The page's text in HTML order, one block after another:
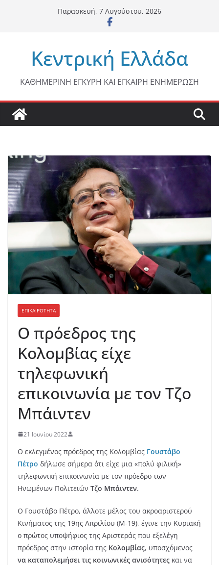
Παρασκευή, 7 Αυγούστου, 2026
Κεντρική Ελλάδα
ΚΑΘΗΜΕΡΙΝΗ ΕΓΚΥΡΗ ΚΑΙ ΕΓΚΑΙΡΗ ΕΝΗΜΕΡΩΣΗ
ΕΠΙΚΑΙΡΟΤΗΤΑ
Ο πρόεδρος της
Κολομβίας είχε
τηλεφωνική
επικοινωνία με τον Τζο
Μπάιντεν
21 Ιουνίου 2022
Ο εκλεγμένος πρόεδρος της Κολομβίας Γουστάβο
Πέτρο δήλωσε σήμερα ότι είχε μια «πολύ φιλική»
τηλεφωνική επικοινωνία με τον πρόεδρο των
Ηνωμένων Πολιτειών Τζο Μπάιντεν.
Ο Γουστάβο Πέτρο, άλλοτε μέλος του ακροαριστερού
Κινήματος της 19ης Απριλίου (Μ-19), έγινε την Κυριακή
ο πρώτος υποψήφιος της Αριστεράς που εξελέγη
πρόεδρος στην ιστορία της Κολομβίας, υποσχόμενος
να καταπολεμήσει τις κοινωνικές ανισότητες και να